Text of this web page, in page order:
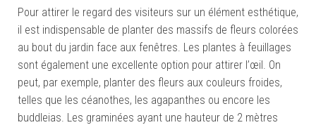
Pour attirer le regard des visiteurs sur un élément esthétique,
il est indispensable de planter des massifs de fleurs colorées
au bout du jardin face aux fenêtres. Les plantes à feuillages
sont également une excellente option pour attirer l’œil. On
peut, par exemple, planter des fleurs aux couleurs froides,
telles que les céanothes, les agapanthes ou encore les
buddleias. Les graminées ayant une hauteur de 2 mètres